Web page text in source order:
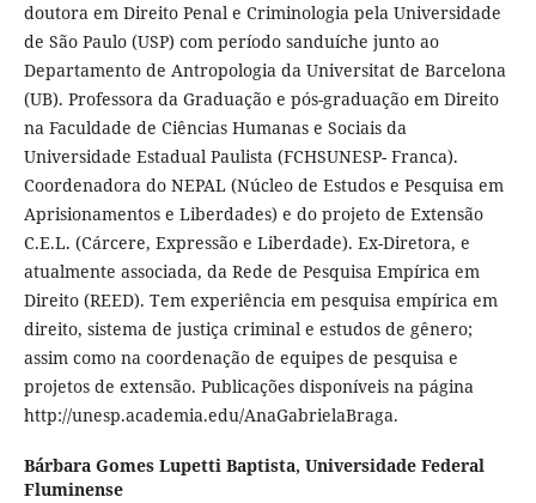
doutora em Direito Penal e Criminologia pela Universidade
de São Paulo (USP) com período sanduíche junto ao
Departamento de Antropologia da Universitat de Barcelona
(UB). Professora da Graduação e pós-graduação em Direito
na Faculdade de Ciências Humanas e Sociais da
Universidade Estadual Paulista (FCHSUNESP- Franca).
Coordenadora do NEPAL (Núcleo de Estudos e Pesquisa em
Aprisionamentos e Liberdades) e do projeto de Extensão
C.E.L. (Cárcere, Expressão e Liberdade). Ex-Diretora, e
atualmente associada, da Rede de Pesquisa Empírica em
Direito (REED). Tem experiência em pesquisa empírica em
direito, sistema de justiça criminal e estudos de gênero;
assim como na coordenação de equipes de pesquisa e
projetos de extensão. Publicações disponíveis na página
http://unesp.academia.edu/AnaGabrielaBraga.
Bárbara Gomes Lupetti Baptista, Universidade Federal
Fluminense